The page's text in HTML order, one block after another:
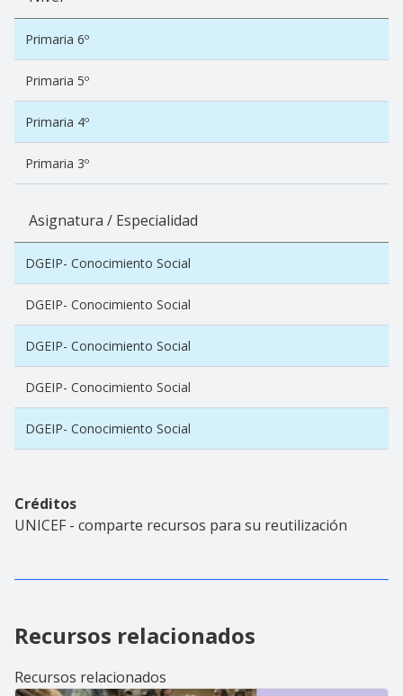
Primaria 6º
Primaria 5º
Primaria 4º
Primaria 3º
Asignatura / Especialidad
DGEIP- Conocimiento Social
DGEIP- Conocimiento Social
DGEIP- Conocimiento Social
DGEIP- Conocimiento Social
DGEIP- Conocimiento Social
Créditos
UNICEF - comparte recursos para su reutilización
Recursos relacionados
Recursos relacionados